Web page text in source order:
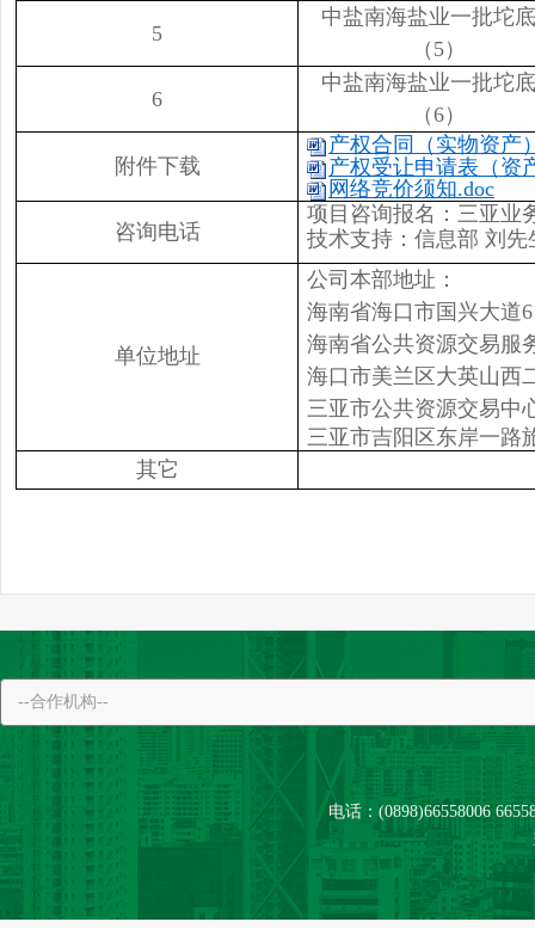
5
中盐南海盐业一批坨
（5）
6
中盐南海盐业一批坨
（6）
附件下载
产权合同（实物资产
产权受让申请表（资
网络竞价须知.doc
咨询电话
项目咨询报名：三亚业
技术支持：信息部 刘先
单位地址
公司本部地址：
海南省海口市国兴大道
海南省公共资源交易服
海口市美兰区大英山西
三亚市公共资源交易中
三亚市吉阳区东岸一路
其它
电话：(0898)66558006